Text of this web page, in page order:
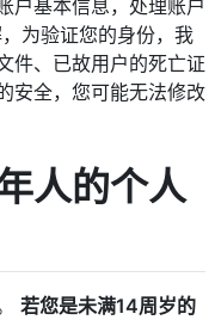
户基本信息，处理账户
为验证您的身份，我
件、已故用户的死亡证
安全，您可能无法修改
人的个人
若您是未满14周岁的